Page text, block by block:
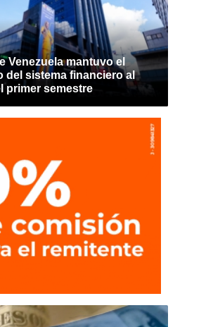
Venezuela mantuvo el
del sistema financiero al
primer semestre